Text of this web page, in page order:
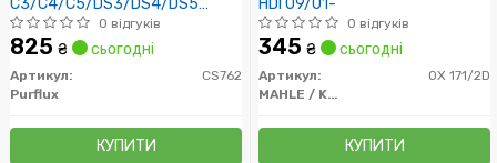
C3/C4/C5/DS3/DS4/DS5
1.6HDi 09-
0 відгуків
825 ₴ сьогодні
Артикул:
CS762
Purflux
КУПИТИ
HDI 09/01-
0 відгуків
345 ₴ сьогодні
Артикул:
OX 171/2D
MAHLE / KNECHT
КУПИТИ